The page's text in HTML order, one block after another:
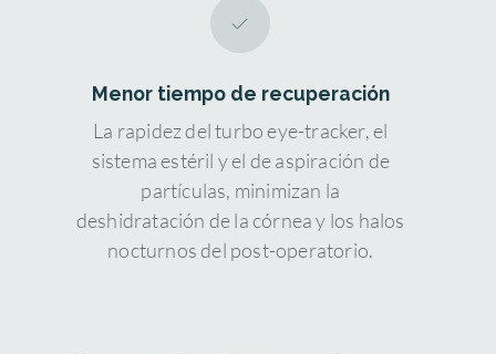
Menor tiempo de recuperación
La rapidez del turbo eye-tracker, el
sistema estéril y el de aspiración de
partículas, minimizan la
deshidratación de la córnea y los halos
nocturnos del post-operatorio.